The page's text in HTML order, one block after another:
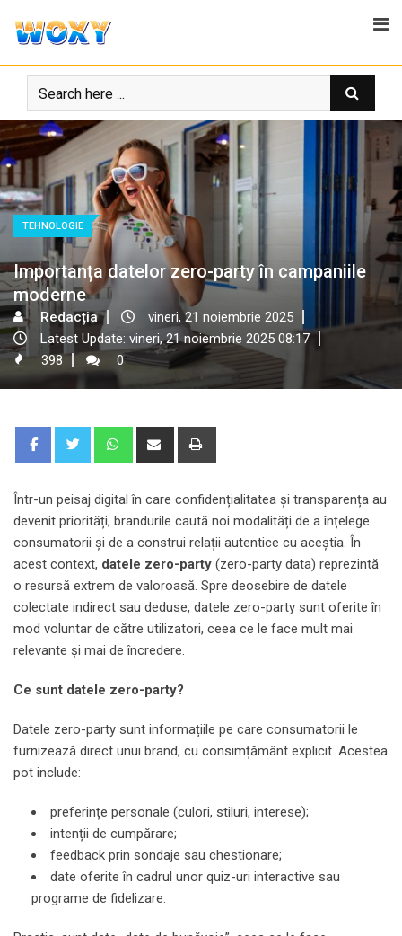
TEHNOLOGIE
Importanța datelor zero-party în campaniile
moderne
Redacția
vineri, 21 noiembrie 2025
Latest Update: vineri, 21 noiembrie 2025 08:17
398
0
WhatsappShare
Într-un peisaj digital în care confidențialitatea și transparența au
devenit priorități, brandurile caută noi modalități de a înțelege
consumatorii și de a construi relații autentice cu aceștia. În
acest context, datele zero-party (zero-party data) reprezintă
o resursă extrem de valoroasă. Spre deosebire de datele
colectate indirect sau deduse, datele zero-party sunt oferite în
mod voluntar de către utilizatori, ceea ce le face mult mai
relevante și mai de încredere.
Ce sunt datele zero-party?
Datele zero-party sunt informațiile pe care consumatorii le
furnizează direct unui brand, cu consimțământ explicit. Acestea
pot include:
preferințe personale (culori, stiluri, interese);
intenții de cumpărare;
feedback prin sondaje sau chestionare;
date oferite în cadrul unor quiz-uri interactive sau
programe de fidelizare.